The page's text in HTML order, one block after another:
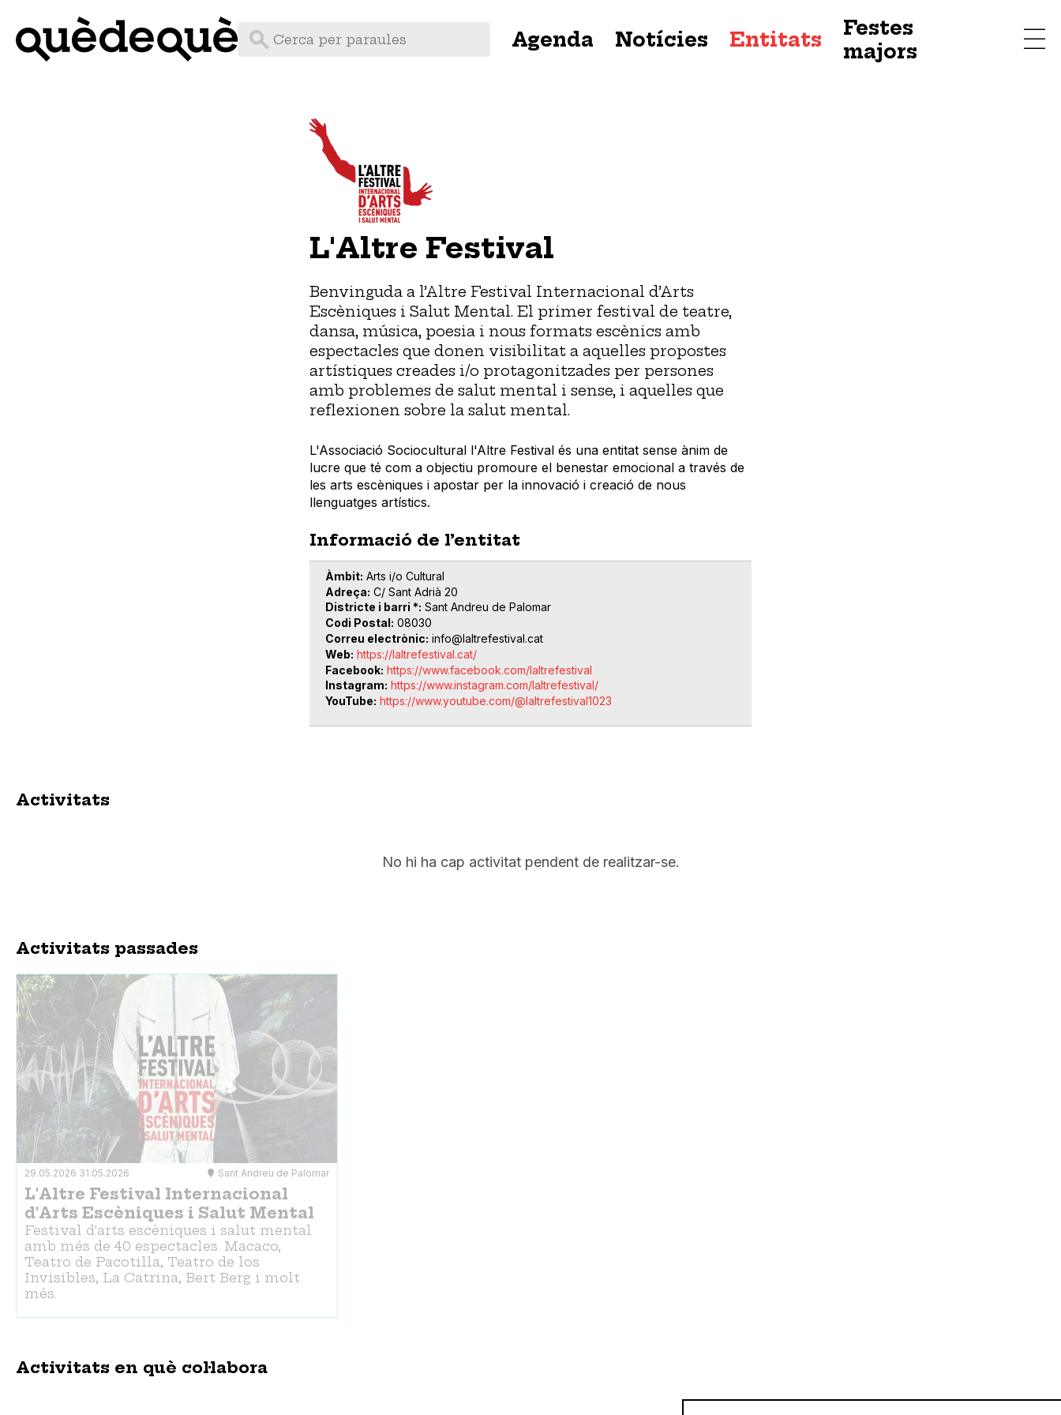
principal
Agenda Notícies Entitats
Festes
majors
L'Altre Festival
Benvinguda a l’Altre Festival Internacional d’Arts
Escèniques i Salut Mental. El primer festival de teatre,
dansa, música, poesia i nous formats escènics amb
espectacles que donen visibilitat a aquelles propostes
artístiques creades i/o protagonitzades per persones
amb problemes de salut mental i sense, i aquelles que
reflexionen sobre la salut mental.
L'Associació Sociocultural l'Altre Festival és una entitat sense ànim de
lucre que té com a objectiu promoure el benestar emocional a través de
les arts escèniques i apostar per la innovació i creació de nous
llenguatges artístics.
Informació de l’entitat
Àmbit Arts i/o Cultural
Adreça C/ Sant Adrià 20
Districte i barri * Sant Andreu de Palomar
Codi Postal 08030
Correu electrònic info@laltrefestival.cat
Web https://laltrefestival.cat/
Facebook https://www.facebook.com/laltrefestival
Instagram https://www.instagram.com/laltrefestival/
YouTube https://www.youtube.com/@laltrefestival1023
Activitats
No hi ha cap activitat pendent de realitzar-se.
Activitats passades
29.05.2026 31.05.2026 Sant Andreu de Palomar
L'Altre Festival Internacional
d'Arts Escèniques i Salut Mental
Festival d'arts escèniques i salut mental
amb més de 40 espectacles. Macaco,
Teatro de Pacotilla, Teatro de los
Invisibles, La Catrina, Bert Berg i molt
més.
Activitats en què col·labora